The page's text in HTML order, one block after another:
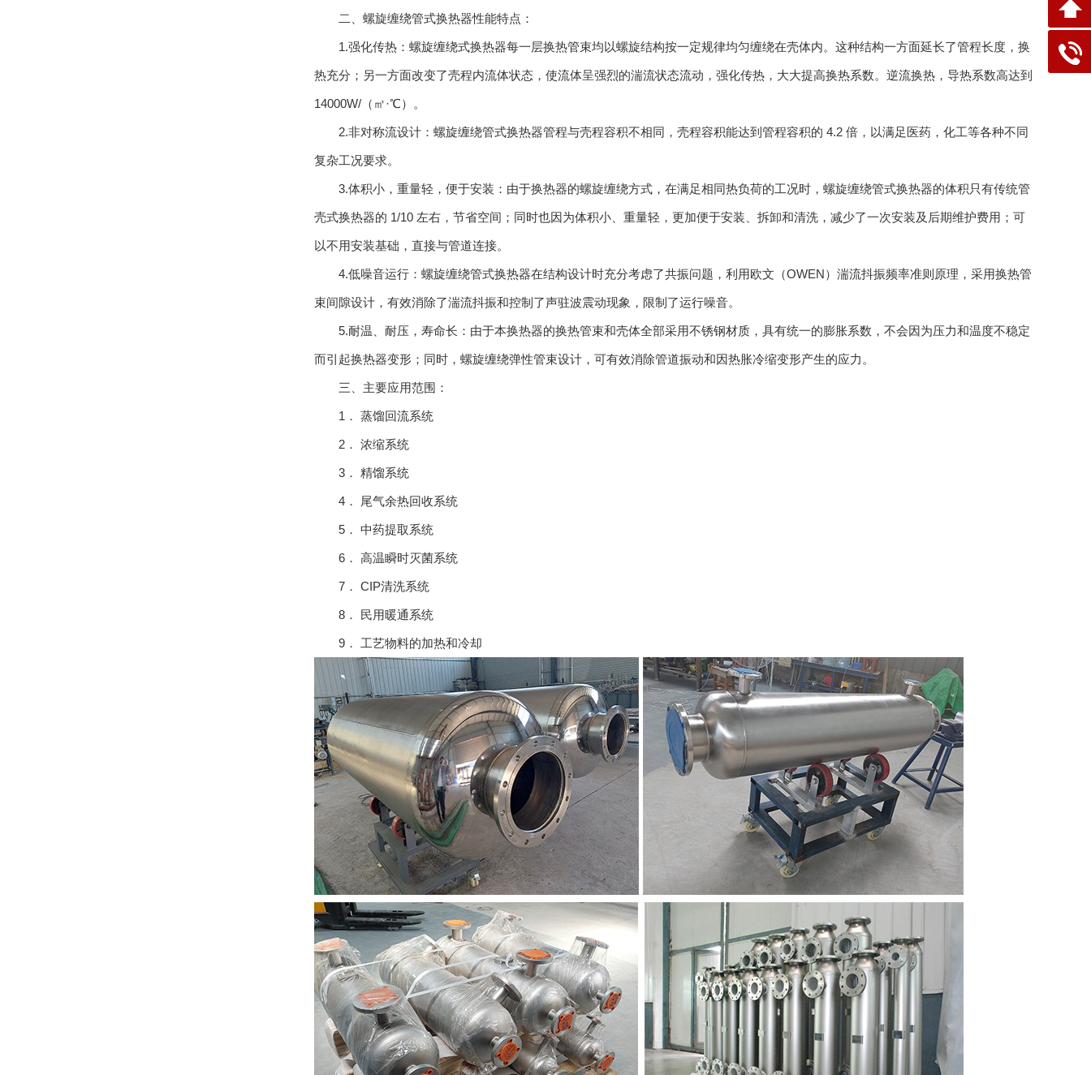
二、螺旋缠绕管式换热器性能特点：
1.强化传热：螺旋缠绕式换热器每一层换热管束均以螺旋结构按一定规律均匀缠绕在壳体内。这种结构一方面延长了管程长度，换
热充分；另一方面改变了壳程内流体状态，使流体呈强烈的湍流状态流动，强化传热，大大提高换热系数。逆流换热，导热系数高达到
14000W/（㎡·℃）。
2.非对称流设计：螺旋缠绕管式换热器管程与壳程容积不相同，壳程容积能达到管程容积的 4.2 倍，以满足医药，化工等各种不同
复杂工况要求。
3.体积小，重量轻，便于安装：由于换热器的螺旋缠绕方式，在满足相同热负荷的工况时，螺旋缠绕管式换热器的体积只有传统管
壳式换热器的 1/10 左右，节省空间；同时也因为体积小、重量轻，更加便于安装、拆卸和清洗，减少了一次安装及后期维护费用；可
以不用安装基础，直接与管道连接。
4.低噪音运行：螺旋缠绕管式换热器在结构设计时充分考虑了共振问题，利用欧文（OWEN）湍流抖振频率准则原理，采用换热管
束间隙设计，有效消除了湍流抖振和控制了声驻波震动现象，限制了运行噪音。
5.耐温、耐压，寿命长：由于本换热器的换热管束和壳体全部采用不锈钢材质，具有统一的膨胀系数，不会因为压力和温度不稳定
而引起换热器变形；同时，螺旋缠绕弹性管束设计，可有效消除管道振动和因热胀冷缩变形产生的应力。
三、主要应用范围：
1． 蒸馏回流系统
2． 浓缩系统
3． 精馏系统
4． 尾气余热回收系统
5． 中药提取系统
6． 高温瞬时灭菌系统
7． CIP清洗系统
8． 民用暖通系统
9． 工艺物料的加热和冷却